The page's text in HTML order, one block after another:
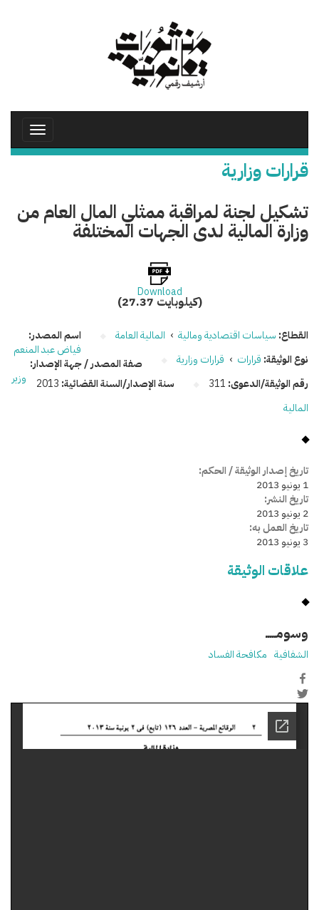
Toggle
قرارات وزارية
تشكيل لجنة لمراقبة ممثلي المال العام من
وزارة المالية لدى الجهات المختلفة
Download
(27.37 كيلوبايت)
القطاع: سياسات اقتصادية ومالية › المالية العامة
نوع الوثيقة: قرارات › قرارات وزارية
رقم الوثيقة/الدعوى: 311 سنة الإصدار/السنة القضائية: 2013
اسم المصدر:
فياض عبد المنعم
صفة المصدر / جهة الإصدار:
وزير
المالية
تاريخ إصدار الوثيقة / الحكم:
1 يونيو 2013
تاريخ النشر:
2 يونيو 2013
تاريخ العمل به:
3 يونيو 2013
علاقات الوثيقة
وسومـــــ
الشفافية مكافحة الفساد